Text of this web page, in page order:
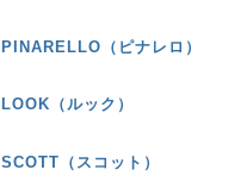
PINARELLO（ピナレロ）
LOOK（ルック）
SCOTT（スコット）